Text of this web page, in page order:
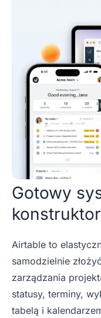
Gotowy
konstruktor
Airtable to
samodzielnie
zarządzania
statusy, terminy,
tabelą i